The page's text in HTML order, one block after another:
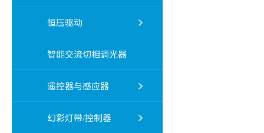
恒压驱动
智能交流切相调光器
遥控器与感应器
幻彩灯带/控制器